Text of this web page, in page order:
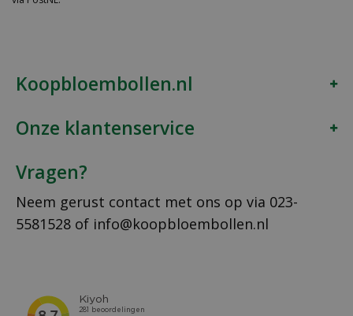
Koopbloembollen.nl
Onze klantenservice
Vragen?
Neem gerust contact met ons op via 023-
5581528 of info@koopbloembollen.nl